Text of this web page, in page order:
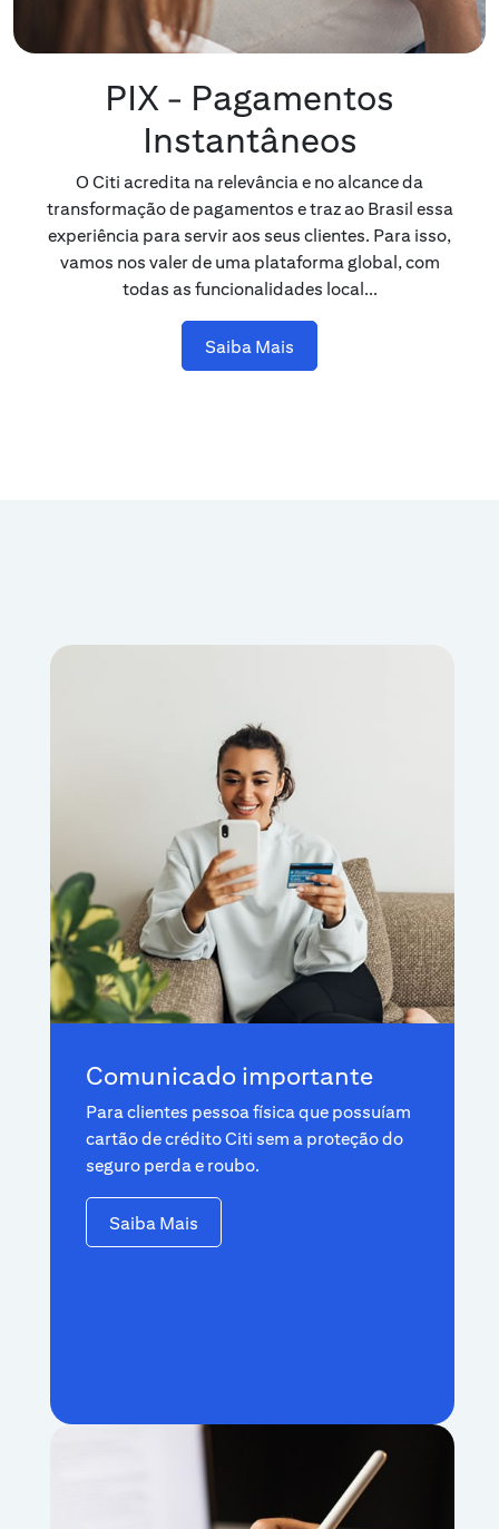
PIX - Pagamentos
Instantâneos
O Citi acredita na relevância e no alcance da
transformação de pagamentos e traz ao Brasil essa
experiência para servir aos seus clientes. Para isso,
vamos nos valer de uma plataforma global, com
todas as funcionalidades local...
Saiba Mais
Comunicado importante
Para clientes pessoa física que possuíam
cartão de crédito Citi sem a proteção do
seguro perda e roubo.
Saiba Mais